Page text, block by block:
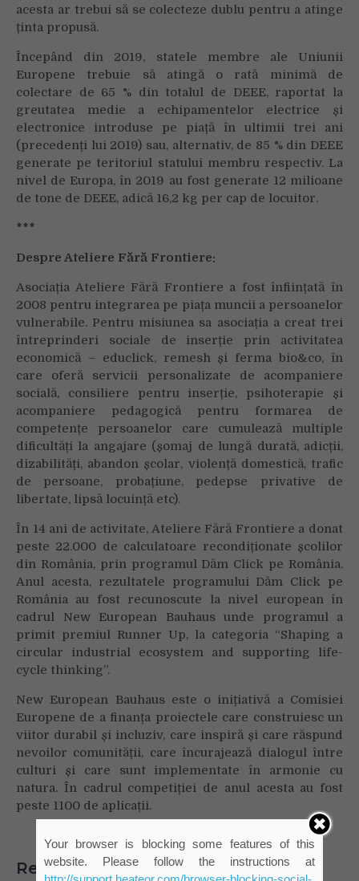
acesta ar trebui să se colecteze dublu pentru a atinge
ținta propusă.
Începând din 2019, statele membre ale Uniunii
Europene trebuie să atingă o rată minimă de
colectare de 65 % din totalul de DEEE, raportat la
greutatea medie a echipamentelor electrice și
electronice introduse pe piață în ultimii trei ani
(precedenți lui 2019) sau, alternativ, de 85 % din DEEE
generate pe teritoriul statului membru respectiv. La
nivel de Europa, în 2019 au fost generate 12 milioane
de tone de DEEE, adică 16,2 kg per cap de locuitor.
***
Despre Ateliere Fără Frontiere:
Asociația Ateliere Fără Frontiere a fost înființată în
2008 pentru integrarea pe piața muncii a persoanelor
vulnerabile. Pentru misiunea sa asociația a creat trei
întreprinderi sociale de inserție prin activitatea
economică – educlick, remesh și ferma bio&co, în
care oferă servicii personalizate de acompaniere
socială, consiliere pentru inserție, psihoterapie și
acompaniere pedagogică pentru formarea de
competențe persoanelor care cumulează multiple
dificultăți la angajare (șomaj de lungă durată, adicții,
dizabilități, abandon școlar, violență domestică, trafic
de persoane, probațiune, pedepse privative de
libertate, lipsă locuință etc).
În 14 ani de activitate, Ateliere Fără Frontiere a donat
peste 22.000 de calculatoare recondiționate școlilor
din România, prin programul Dăm Click pe România.
Anul acesta, rezultatele programului Dăm Click pe
România au fost recunoscute la nivel european în
cadrul New European Bauhaus unde programul a
primit premiul Runner Up, la categoria “Shaping a
circular industrial ecosystem and supporting life-
cycle thinking”.
New European Bauhaus este o inițiativă a Comisiei
Europene de a finanța proiectele care construiesc un
viitor durabil și incluziv, care inspiră și care răspund
nevoilor comunității, care încurajează dialogul între
culturi și care sunt implementate în armonie cu
natura. În cadrul competiției de anul acesta au fost
peste 1100 de aplicații.
Related Posts
Your browser is blocking some features of this
website. Please follow the instructions at